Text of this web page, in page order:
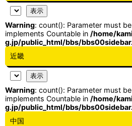
Warning: count(): Parameter must
implements Countable in /home/
g.jp/public_html/bbs/
近畿
Warning: count(): Parameter must
implements Countable in /home/
g.jp/public_html/bbs/
中国